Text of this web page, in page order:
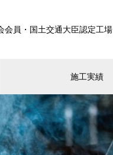
会員・国土交通大臣認定工場
施工実績